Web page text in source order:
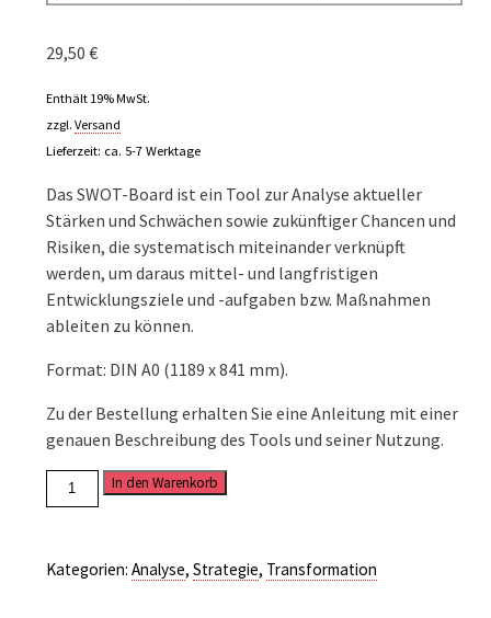
29,50 €
Enthält 19% MwSt.
zzgl. Versand
Lieferzeit: ca. 5-7 Werktage
Das SWOT-Board ist ein Tool zur Analyse aktueller
Stärken und Schwächen sowie zukünftiger Chancen und
Risiken, die systematisch miteinander verknüpft
werden, um daraus mittel- und langfristigen
Entwicklungsziele und -aufgaben bzw. Maßnahmen
ableiten zu können.
Format: DIN A0 (1189 x 841 mm).
Zu der Bestellung erhalten Sie eine Anleitung mit einer
genauen Beschreibung des Tools und seiner Nutzung.
SWOT-
Board
In den Warenkorb
Kategorien: Analyse, Strategie, Transformation